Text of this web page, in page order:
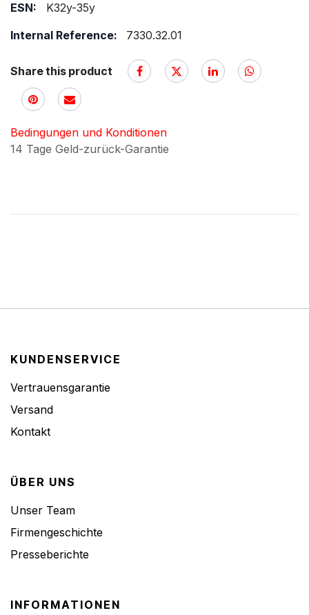
ESN:
K32y-35y
Internal Reference:
7330.32.01
Share this product
Bedingungen und Konditionen
14 Tage Geld-zurück-Garantie
KUNDENSERVICE
Vertrauensgarantie
Versand
Kontakt
ÜBER UNS
Unser Team
Firmengeschichte
Presseberichte
INFORMATIONEN